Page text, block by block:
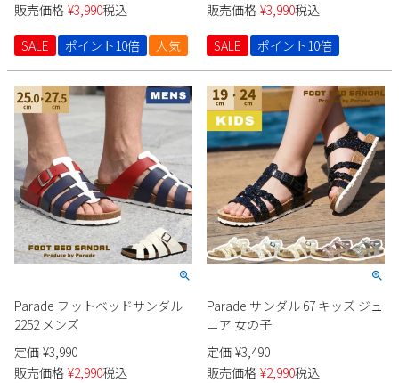
販売価格 ¥3,990税込
SALE
ポイント10倍 人気
販売価格 ¥3,990税込
SALE
ポイント10倍
Parade フットベッドサンダル
2252 メンズ
定価 ¥3,990
販売価格 ¥2,990税込
Parade サンダル 67 キッズ ジュ
ニア 女の子
定価 ¥3,490
販売価格 ¥2,990税込